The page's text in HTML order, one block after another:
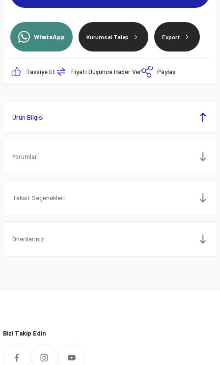
WhatsApp Kurumsal Talep Export
Tavsiye Et Fiyatı Düşünce Haber Ver Paylaş
Ürün Bilgisi
Yorumlar
Taksit Seçenekleri
Önerileriniz
Bizi Takip Edin